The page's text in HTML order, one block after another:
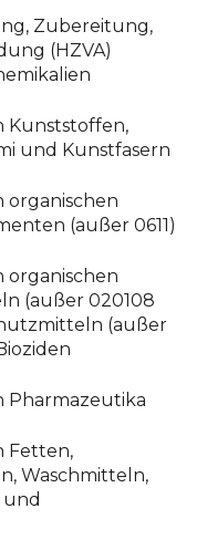
Zubereitung,
(HZVA)
Kunststoffen,
und Kunstfasern
organischen
(außer 0611)
organischen
(außer 020108
(außer
Pharmazeutika
Fetten,
Waschmitteln,